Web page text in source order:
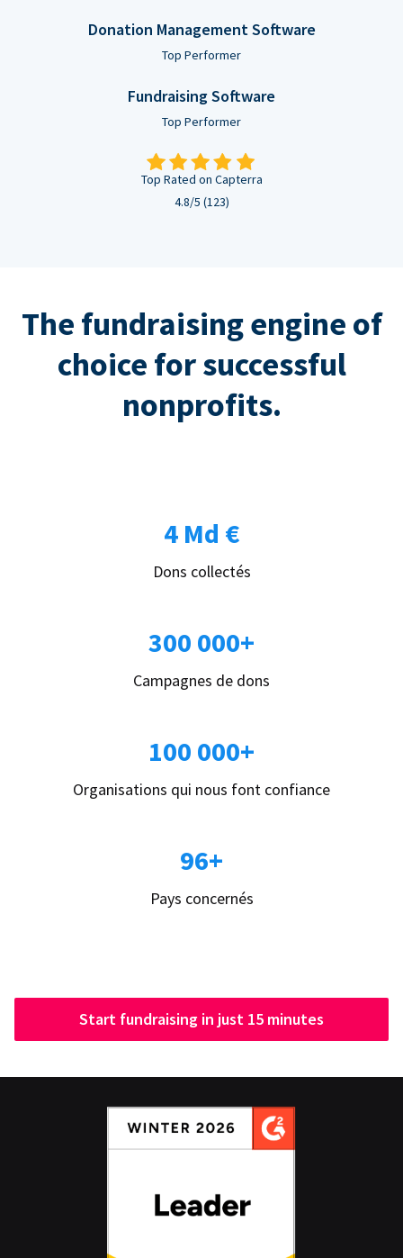
Donation Management Software
Top Performer
Fundraising Software
Top Performer
Top Rated on Capterra
4.8/5 (123)
The fundraising engine of
choice for successful
nonprofits.
4 Md €
Dons collectés
300 000+
Campagnes de dons
100 000+
Organisations qui nous font confiance
96+
Pays concernés
Start fundraising in just 15 minutes